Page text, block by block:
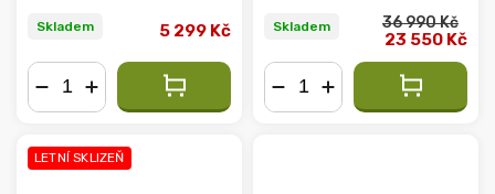
Skladem 5 299 Kč Skladem 36 990 Kč
23 550 Kč
LETNÍ SKLIZEŇ